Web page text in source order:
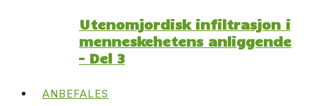
Utenomjordisk infiltrasjon i
menneskehetens anliggende
– Del 3
ANBEFALES